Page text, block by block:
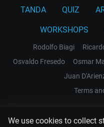
We use cookies to collect
TANDA QUIZ
WORKSHOPS
Rodolfo Biagi
Osvaldo Fresedo
Osmar
Juan
Terms
EL